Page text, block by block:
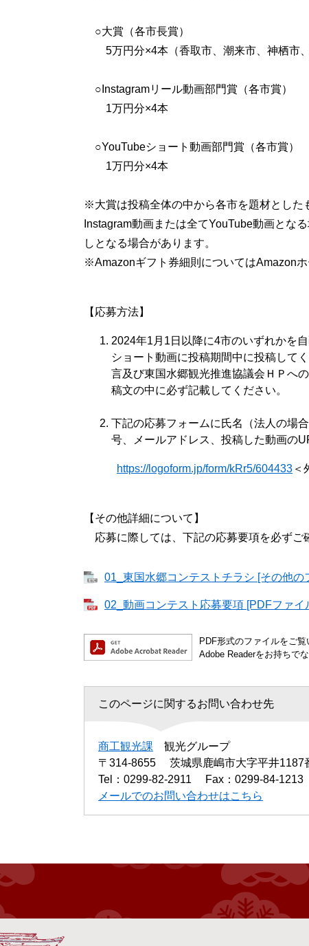
○大賞（各市長賞）
5万円分×4本（香取市、潮来市、神栖市
○Instagramリール動画部門賞（各市賞）
1万円分×4本
○YouTubeショート動画部門賞（各市賞）
1万円分×4本
※大賞は投稿全体の中から各市を題材とした
Instagram動画または全てYouTube動画とな
しとなる場合があります。
※Amazonギフト券細則についてはAmazonホ
【応募方法】
2024年1月1日以降に4市のいずれかを
ショート動画に投稿期間中に投稿して
言及び東国水郷観光推進協議会ＨＰへ
稿文の中に必ず記載してください。
下記の応募フォームに氏名（法人の場
号、メールアドレス、投稿した動画の
https://logoform.jp/form/kRr5/604433 ＜
【その他詳細について】
応募に際しては、下記の応募要項を必ずご
01_東国水郷コンテストチラシ [その他の
02_動画コンテスト応募要項 [PDFファイ
PDF形式のファイルをご覧
Adobe Readerをお持ちで
このページに関するお問い合わせ先
商工観光課
観光グループ
〒314-8655
茨城県鹿嶋市大字平井1187
Tel：0299-82-2911
Fax：0299-84-1213
メールでのお問い合わせはこちら